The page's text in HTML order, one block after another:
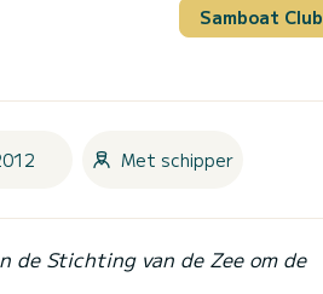
Samboat Club
Met schipper
de Stichting van de Zee om de